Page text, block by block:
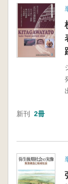
新刊 2冊